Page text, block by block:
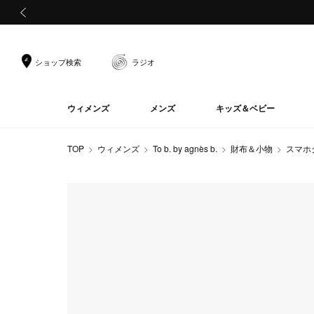
ショップ検索 ラジオ
ウィメンズ メンズ キッズ＆ベビー
TOP ウィメンズ To b. by agnès b. 財布＆小物 スマ